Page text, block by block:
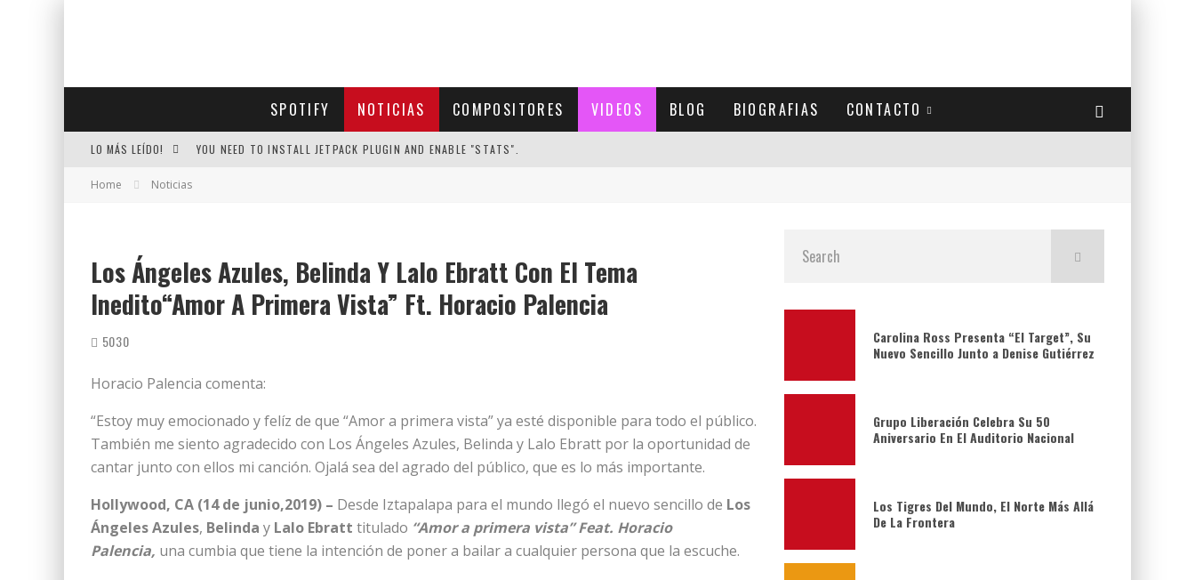
SPOTIFY NOTICIAS COMPOSITORES VIDEOS BLOG BIOGRAFIAS CONTACTO
LO MÁS LEÍDO! YOU NEED TO INSTALL JETPACK PLUGIN AND ENABLE "STATS".
Home Noticias
Los Ángeles Azules, Belinda Y Lalo Ebratt Con El Tema
Inedito“Amor A Primera Vista” Ft. Horacio Palencia
5030
Horacio Palencia comenta:
“Estoy muy emocionado y felíz de que “Amor a primera vista” ya esté disponible para todo el público.
También me siento agradecido con Los Ángeles Azules, Belinda y Lalo Ebratt por la oportunidad de
cantar junto con ellos mi canción. Ojalá sea del agrado del público, que es lo más importante.
Hollywood, CA (14 de junio,2019) – Desde Iztapalapa para el mundo llegó el nuevo sencillo de Los
Ángeles Azules, Belinda y Lalo Ebratt titulado “Amor a primera vista” Feat. Horacio
Palencia, una cumbia que tiene la intención de poner a bailar a cualquier persona que la escuche.
Carolina Ross Presenta “El Target”, Su
Nuevo Sencillo Junto a Denise Gutiérrez
Grupo Liberación Celebra Su 50
Aniversario En El Auditorio Nacional
Los Tigres Del Mundo, El Norte Más Allá
De La Frontera